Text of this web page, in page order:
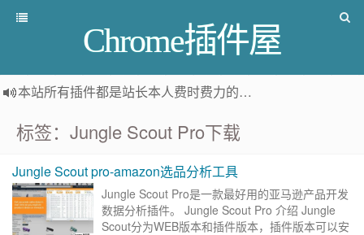
Chrome插件屋
本站所有插件都是站长本人费时费力的人工筛选推荐
标签：Jungle Scout Pro下载
Jungle Scout pro-amazon选品分析工具
Jungle Scout Pro是一款最好用的亚马逊产品开发
数据分析插件。 Jungle Scout Pro 介绍 Jungle
Scout分为WEB版本和插件版本，插件版本可以安